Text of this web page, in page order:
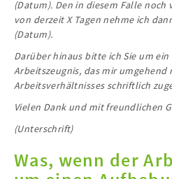
(Datum). Den in diesem Falle
von derzeit X Tagen nehme ich
(Datum).
Darüber hinaus bitte ich Sie um
Arbeitszeugnis, das mir umgehend
Arbeitsverhältnisses schriftlich
Vielen Dank und mit freundlichen
(Unterschrift)
Was, wenn der